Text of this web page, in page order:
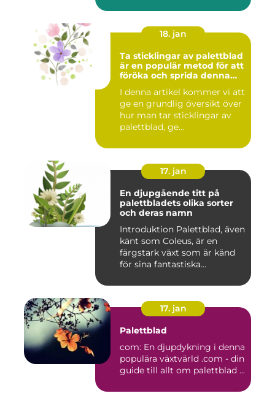
18. jan
Ta sticklingar av palettblad
är en populär metod för att
föröka och sprida denna
I denna artikel kommer vi att
ge en grundlig översikt över
hur man tar sticklingar av
palettblad, ge...
17. jan
En djupgående titt på
palettbladets olika sorter
och deras namn
Introduktion Palettblad, även
känt som Coleus, är en
färgstark växt som är känd
för sina fantastiska...
17. jan
Palettblad
com: En djupdykning i denna
populära växtvärld .com - din
guide till allt om palettblad ...